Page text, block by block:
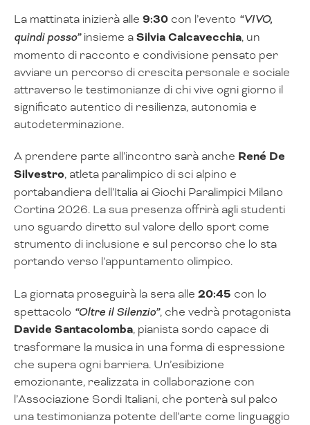
La mattinata inizierà alle 9:30 con l’evento “VIVO,
quindi posso”insieme aSilvia Calcavecchia, un
momento di racconto e condivisione pensato per
avviare un percorso di crescita personale e sociale
attraverso le testimonianze di chi vive ogni giorno il
significato autentico di resilienza, autonomia e
autodeterminazione.
A prendere parte all’incontro sarà anche René De
Silvestro, atleta paralimpico di sci alpino e
portabandiera dell’Italia ai Giochi Paralimpici Milano
Cortina 2026. La sua presenza offrirà agli studenti
uno sguardo diretto sul valore dello sport come
strumento di inclusione e sul percorso che lo sta
portando verso l’appuntamento olimpico.
La giornata proseguirà la sera alle 20:45 con lo
spettacolo “Oltre il Silenzio”, che vedrà protagonista
Davide Santacolomba, pianista sordo capace di
trasformare la musica in una forma di espressione
che supera ogni barriera. Un’esibizione
emozionante, realizzata in collaborazione con
l’Associazione Sordi Italiani, che porterà sul palco
una testimonianza potente dell’arte come linguaggio